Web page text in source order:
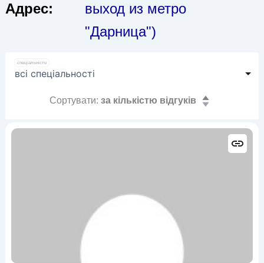
Адрес:
выход из метро
"Дарница")
спеціальність
Сортувати: за кількістю відгуків